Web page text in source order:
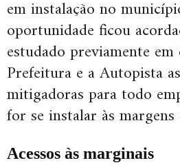
em instalação no
oportunidade ficou
estudado previamente
Prefeitura e a Autopista
mitigadoras para todo
for se instalar às
Acessos às marginais